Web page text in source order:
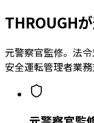
THROUGH
元警察官監修。法
安全運転管理者業務